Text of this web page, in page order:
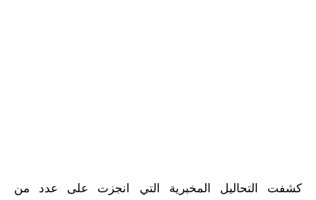
كشفت التحاليل المخبرية التي انجزت على عدد من